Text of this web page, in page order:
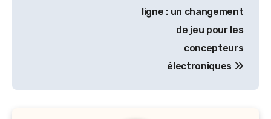
ligne : un changement
de jeu pour les
concepteurs
électroniques